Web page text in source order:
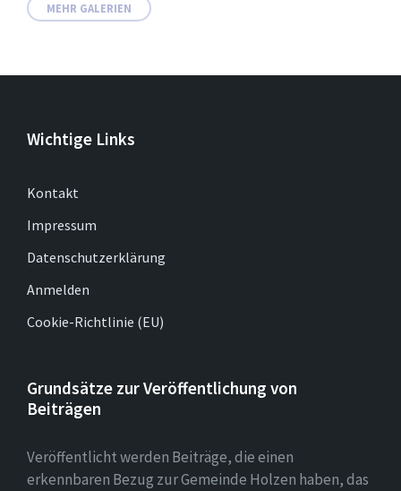
MEHR GALERIEN
Wichtige Links
Kontakt
Impressum
Datenschutzerklärung
Anmelden
Cookie-Richtlinie (EU)
Grundsätze zur Veröffentlichung von
Beiträgen
Veröffentlicht werden Beiträge, die einen
erkennbaren Bezug zur Gemeinde Holzen haben, das